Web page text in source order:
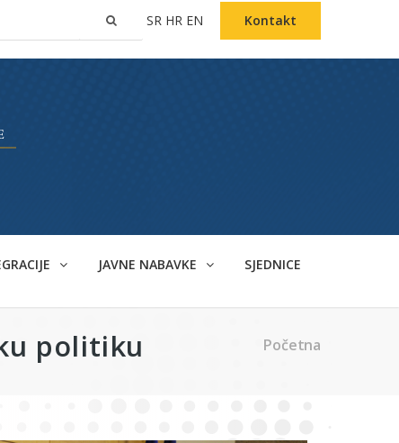
SR HR EN Kontakt
JAVNE NABAVKE SJEDNICE
politiku Početna